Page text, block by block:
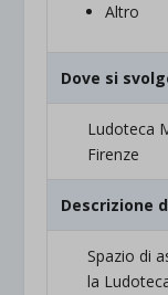
Altro
Dove si
Ludoteca
Firenze
Descrizione
Spazio di
la